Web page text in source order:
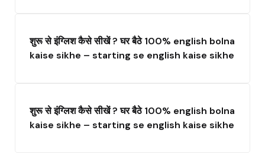
शुरू से इंग्लिश कैसे सीखें ? घर बैठे 100% english bolna
kaise sikhe – starting se english kaise sikhe
शुरू से इंग्लिश कैसे सीखें ? घर बैठे 100% english bolna
kaise sikhe – starting se english kaise sikhe